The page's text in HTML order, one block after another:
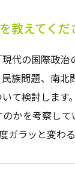
教えてくだ
代の国際政
族問題、南
て検討しま
かを考察し
ガラッと変わる